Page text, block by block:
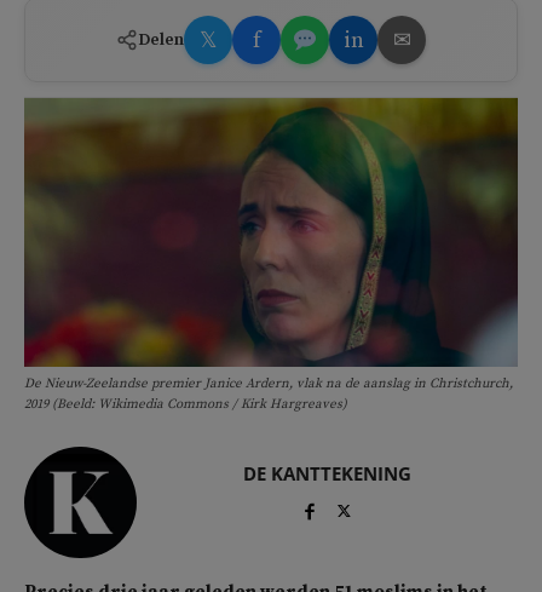
Delen 𝕏 f in ✉
De Nieuw-Zeelandse premier Janice Ardern, vlak na de aanslag in Christchurch,
2019 (Beeld: Wikimedia Commons / Kirk Hargreaves)
DE KANTTEKENING